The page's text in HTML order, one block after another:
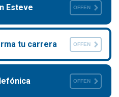
O
N
Esteve OFFEN
tu carrera OFFEN
OFFEN